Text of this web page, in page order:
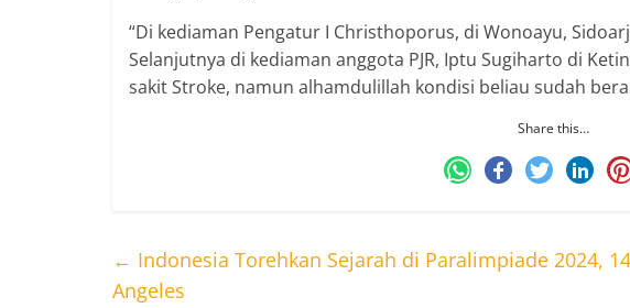
“Di kediaman Pengatur I Christhoporus, di Wonoayu,
Selanjutnya di kediaman anggota PJR, Iptu Sugiharto di
sakit Stroke, namun alhamdulillah kondisi beliau sudah
Share this…
← Indonesia Torehkan Sejarah di Paralimpiade 2024,
Angeles